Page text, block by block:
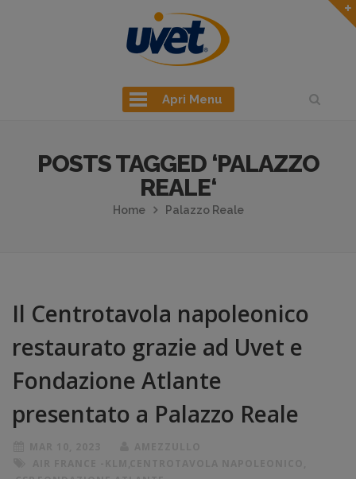
Apri Menu
POSTS TAGGED ‘PALAZZO
REALE‘
Home Palazzo Reale
Il Centrotavola napoleonico
restaurato grazie ad Uvet e
Fondazione Atlante
presentato a Palazzo Reale